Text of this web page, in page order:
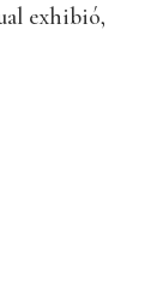
exhibió,